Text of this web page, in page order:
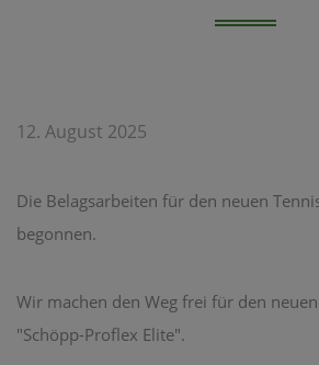
12. August 2025
Die Belagsarbeiten für den neuen
begonnen.
Wir machen den Weg frei für den
"Schöpp-Proflex Elite".